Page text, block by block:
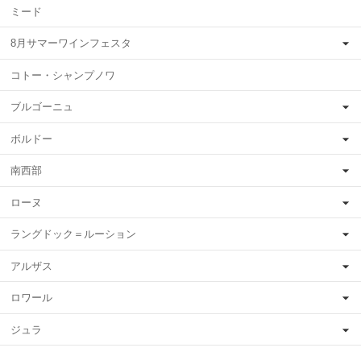
ミード
8月サマーワインフェスタ
コトー・シャンプノワ
ブルゴーニュ
ボルドー
南西部
ローヌ
ラングドック＝ルーション
アルザス
ロワール
ジュラ